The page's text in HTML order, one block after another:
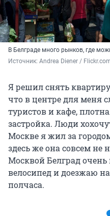
В Белграде много рынков, где
Источник: Andrea Diener /
Я решил снять
что в центре для
туристов и кафе,
застройка. Люди
Москве я жил за
здесь же она совсем
Москвой Белград
велосипед и доезжаю
полчаса.